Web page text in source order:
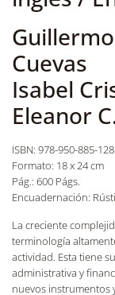
Cuevas
Isabel
Eleanor
ISBN: 978-950-885-
Formato: 18 x 24 cm
Pág.: 600 Págs.
Encuadernación:
La creciente
terminología
actividad. Esta tiene
administrativa y
nuevos instrumentos